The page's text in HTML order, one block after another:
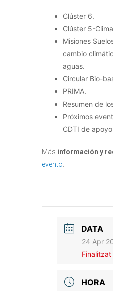
Clúster 6.
Clúster 5-Clima
Misiones
cambio
aguas.
Circular Bio-
PRIMA.
Resumen de
Próximos
CDTI de
Más información y
evento
DATA
24 Apr
Finalitzat
HORA